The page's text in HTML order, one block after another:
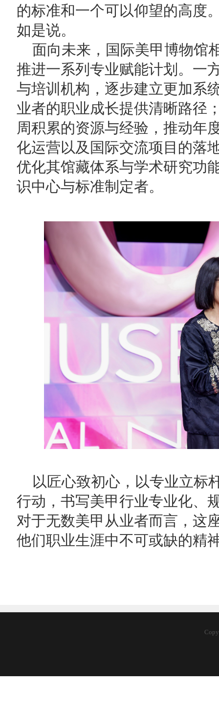
的标准和一个可以仰望的高度
如是说。
面向未来，国际美甲博物馆
推进一系列专业赋能计划。一
与培训机构，逐步建立更加系
业者的职业成长提供清晰路径
周积累的资源与经验，推动年
化运营以及国际交流项目的落
优化其馆藏体系与学术研究功
识中心与标准制定者。
以匠心致初心，以专业立标
行动，书写美甲行业专业化、
对于无数美甲从业者而言，这
他们职业生涯中不可或缺的精